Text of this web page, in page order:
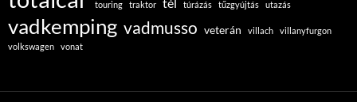
touring traktor túrázás tűzgyújtás utazás
vadkemping vadmusso veterán villach
villanyfurgon
volkswagen
vonat